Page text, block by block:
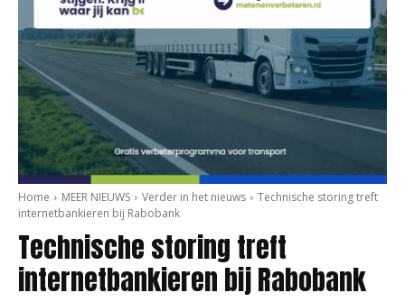
Home MEER NIEUWS Verder in het nieuws
Technische storing treft
internetbankieren bij Rabobank
Technische storing treft
internetbankieren bij Rabobank